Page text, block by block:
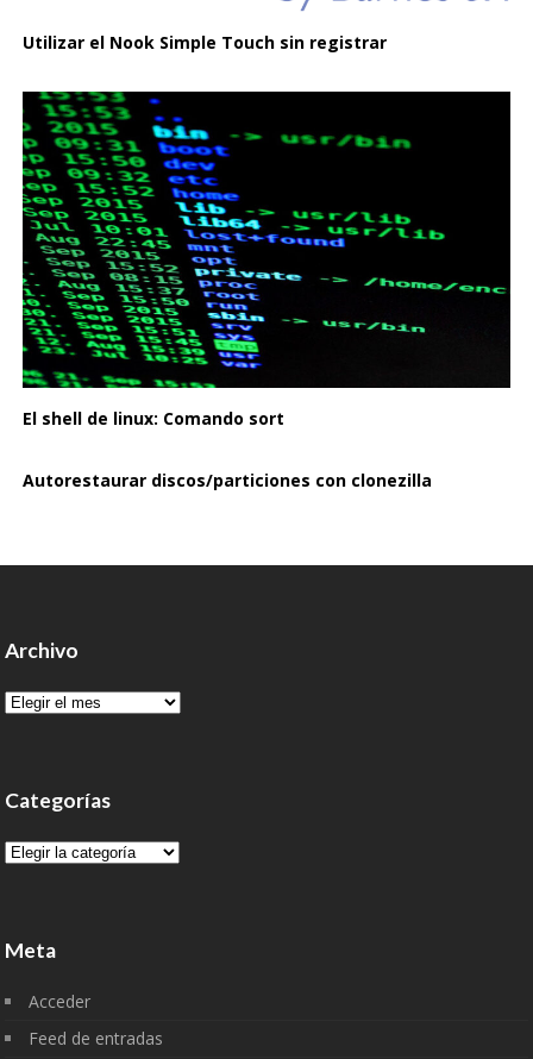
Utilizar el Nook Simple Touch sin registrar
El shell de linux: Comando sort
Autorestaurar discos/particiones con clonezilla
Archivo
Archivo
Categorías
Categorías
Meta
Acceder
Feed de entradas